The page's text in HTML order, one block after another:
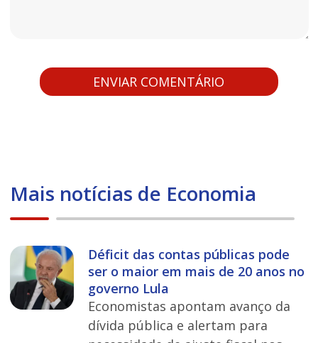
Mais notícias de Economia
Déficit das contas públicas pode
ser o maior em mais de 20 anos no
governo Lula
Economistas apontam avanço da
dívida pública e alertam para